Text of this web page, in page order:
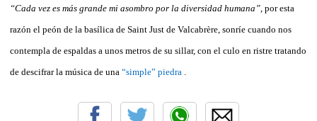
“Cada vez es más grande mi asombro por la diversidad humana” , por esta
razón el peón de la basílica de Saint Just de Valcabrère, sonríe cuando nos
contempla de espaldas a unos metros de su sillar, con el culo en ristre tratando
de descifrar la música de una “simple” piedra